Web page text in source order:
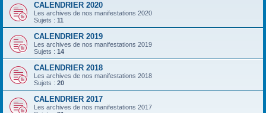
CALENDRIER 2020
Les archives de nos manifestations 2020
Sujets : 11
CALENDRIER 2019
Les archives de nos manifestations 2019
Sujets : 14
CALENDRIER 2018
Les archives de nos manifestations 2018
Sujets : 20
CALENDRIER 2017
Les archives de nos manifestations 2017